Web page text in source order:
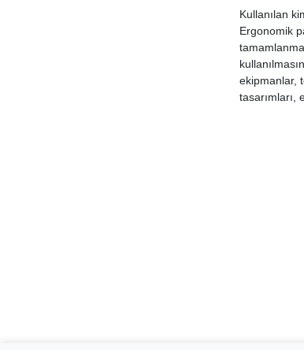
Kullanılan
Ergonomik
ekipmanlar,
tasarımları,